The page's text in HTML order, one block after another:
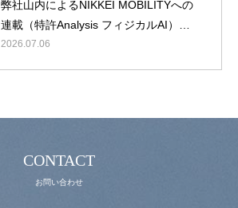
弊社山内によるNIKKEI MOBILITYへの
連載（特許Analysis フィジカルAI）第4
回
2026.07.06
CONTACT
お問い合わせ
役員・顧問紹介